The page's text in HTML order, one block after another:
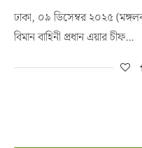
ঢাকা, ০৯ ডিসেম্বর ২০২৫
বিমান বাহিনী প্রধান এয়ার চীফ…